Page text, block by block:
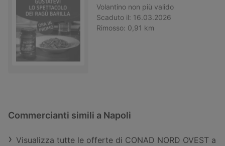
Volantino non più valido
Scaduto il: 16.03.2026
Rimosso: 0,91 km
Commercianti simili a Napoli
Visualizza tutte le offerte di CONAD NORD OVEST a